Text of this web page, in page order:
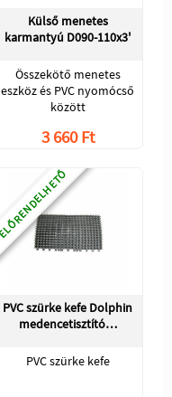
Külső menetes
karmantyú D090-110x3'
Összekötő menetes
eszköz és PVC nyomócső
között
3 660 Ft
ELŐRENDELHETŐ
PVC szürke kefe Dolphin
medencetisztító…
PVC szürke kefe